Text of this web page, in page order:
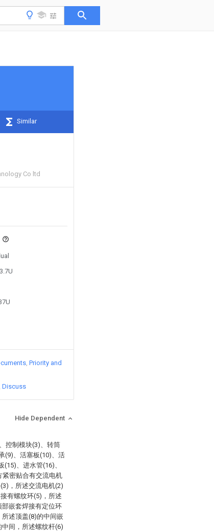
Similar
Co ltd
Priority and
Discuss
Hide Dependent
控制模块(3)、转筒
(9)、活塞板(10)、活
、进水管(16)、
紧密贴合有交流电机
，所述交流电机(2)
有螺纹环(5)，所述
嵌套焊接有定位环
述顶盖(8)的中间嵌
间，所述螺纹杆(6)